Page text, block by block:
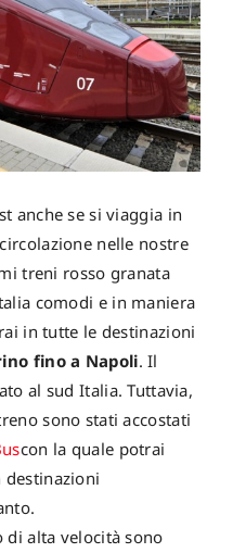
anche se si viaggia in
nelle nostre
treni rosso granata
comodi e in maniera
in tutte le destinazioni
fino a Napoli. Il
al sud Italia. Tuttavia,
sono stati accostati
con la quale potrai
destinazioni
di alta velocità sono